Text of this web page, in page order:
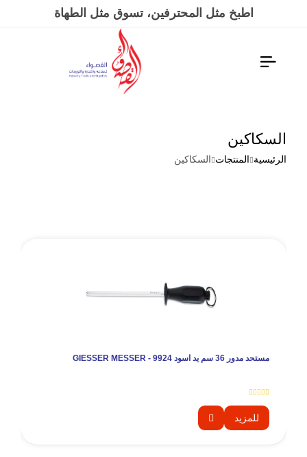
اطبخ مثل المحترفين، تسوق مثل الطهاة
السكاكين
الرئيسية المنتجات السكاكين
مستحد مدور 36 سم يد اسود 9924 - GIESSER MESSER
للمزيد